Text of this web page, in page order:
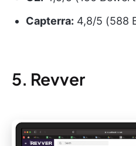
Capterra: 4,8/5 (588
5. Revver